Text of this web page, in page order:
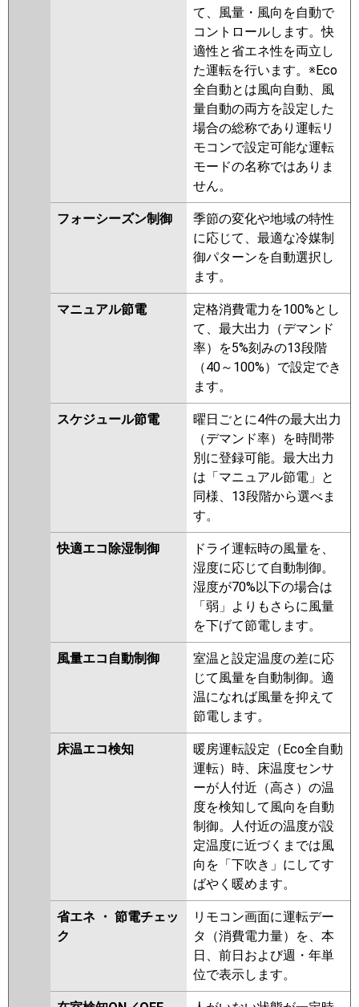
PMZ-ZRMP63SFFR
RCIS-GP63RGHJ7
RCIS-
GP63RGHJ6 RCIS-GP63RGHJ5
RCIS-GP63RGHJ4 RCIS-
GP63RGHJ3 RCIS-AP63GHJ7
RCIS-GP63RGHJ2 RCIS-
AP63GHJ6 RCIS-GP63RGHJ1
FDTSZ635HKA5SA
FDTSZ635HK5SA
FDTSZ635HK5S
PA-P63D7SGNB PA-P63D7SGB
PA-P63D7SG PA-P63D7SGN PA-
P63D6SGB PA-P63D6SGNB
P63D6SG PA-P63D6SGN
て、風量・風向を自動で
コントロールします。快
適性と省エネ性を両立し
た運転を行います。※Eco
全自動とは風向自動、風
量自動の両方を設定した
場合の総称であり運転リ
モコンで設定可能な運転
モードの名称ではありま
せん。
フォーシーズン制御
季節の変化や地域の特性
に応じて、最適な冷媒制
御パターンを自動選択し
ます。
マニュアル節電
定格消費電力を100%とし
て、最大出力（デマンド
率）を5%刻みの13段階
（40～100%）で設定でき
ます。
スケジュール節電
曜日ごとに4件の最大出力
（デマンド率）を時間帯
別に登録可能。最大出力
は「マニュアル節電」と
同様、13段階から選べま
す。
快適エコ除湿制御
ドライ運転時の風量を、
湿度に応じて自動制御。
湿度が70%以下の場合は
「弱」よりもさらに風量
を下げて節電します。
風量エコ自動制御
室温と設定温度の差に応
じて風量を自動制御。適
温になれば風量を抑えて
節電します。
床温エコ検知
暖房運転設定（Eco全自動
運転）時、床温度センサ
ーが人付近（高さ）の温
度を検知して風向を自動
制御。人付近の温度が設
定温度に近づくまでは風
向を「下吹き」にしてす
ばやく暖めます。
省エネ ・ 節電チェッ
ク
リモコン画面に運転デー
タ（消費電力量）を、本
日、前日および週・年単
位で表示します。